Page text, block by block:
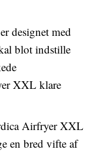
designet med
blot indstille
XXL klare
Airfryer XXL
en bred vifte af